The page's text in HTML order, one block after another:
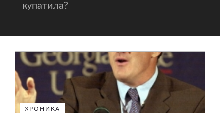
купатила?
ХРОНИКА